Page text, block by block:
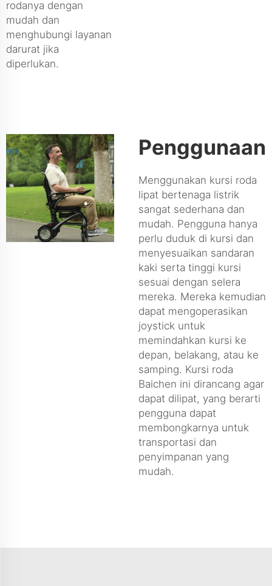
rodanya dengan
mudah dan
menghubungi layanan
darurat jika
diperlukan.
Penggunaan
Menggunakan kursi roda
lipat bertenaga listrik
sangat sederhana dan
mudah. Pengguna hanya
perlu duduk di kursi dan
menyesuaikan sandaran
kaki serta tinggi kursi
sesuai dengan selera
mereka. Mereka kemudian
dapat mengoperasikan
joystick untuk
memindahkan kursi ke
depan, belakang, atau ke
samping. Kursi roda
Baichen ini dirancang agar
dapat dilipat, yang berarti
pengguna dapat
membongkarnya untuk
transportasi dan
penyimpanan yang
mudah.